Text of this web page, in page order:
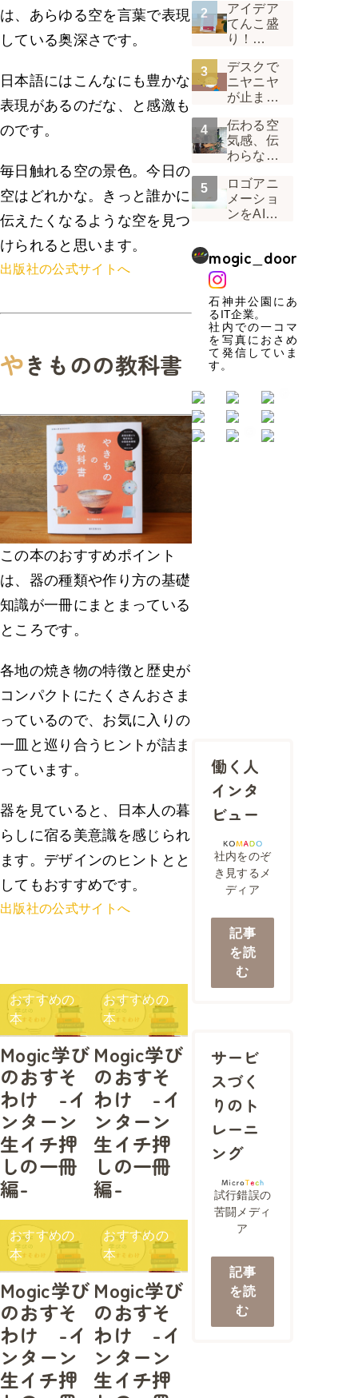
は、あらゆる空を言葉で表現
している奥深さです。
日本語にはこんなにも豊かな
表現があるのだな、と感激も
のです。
毎日触れる空の景色。今日の
空はどれかな。きっと誰かに
伝えたくなるような空を見つ
けられると思います。
出版社の公式サイトへ
やきものの教科書
この本のおすすめポイント
は、器の種類や作り方の基礎
知識が一冊にまとまっている
ところです。
各地の焼き物の特徴と歴史が
コンパクトにたくさんおさま
っているので、お気に入りの
一皿と巡り合うヒントが詰ま
っています。
器を見ていると、日本人の暮
らしに宿る美意識を感じられ
ます。デザインのヒントとと
してもおすすめです。
出版社の公式サイトへ
おすすめの
本
Mogic学び
のおすそ
わけ -イ
ンターン
生イチ押
しの一冊
編-
おすすめの
本
Mogic学び
のおすそ
わけ -イ
ンターン
生イチ押
しの一冊
編-
おすすめの
本
Mogic学び
のおすそ
わけ -イ
ンターン
生イチ押
おすすめの
本
Mogic学び
のおすそ
わけ -イ
ンターン
生イチ押
受付の景
色が変わ
った話
アイデア
てんこ盛
り！
リジナル
カレンダ
ー2022は
カレンダ
ー」
デスクで
ニヤニヤ
が止まら
ザイナー
から見た
「うぉん
裏側
伝わる空
気感、伝
わらない
さ！「い
つもの
Mogic」
ロゴアニ
メーショ
ンをAIに
「ブレ」
った話
Vol.01
mogic_door
石神井公園にあ
るIT企業。
社内での一コマ
を写真におさめ
て発信していま
す。
働く人
インタ
ビュー
社内をのぞ
き見するメ
ディア
記事
を読
む
サービ
スづく
りのト
レーニ
ング
試行錯誤の
苦闘メディ
ア
記事
を読
む